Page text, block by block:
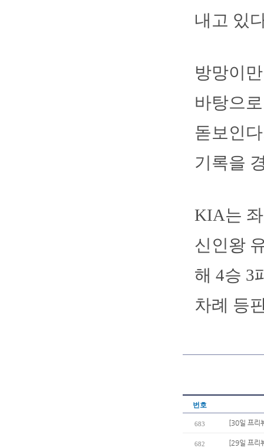
내고 있
방망이
바탕으
돋보인
기록을
KIA는
신인왕
해 4승 3
차례 등
번호
683 [30일 프리
682 [29일 프리